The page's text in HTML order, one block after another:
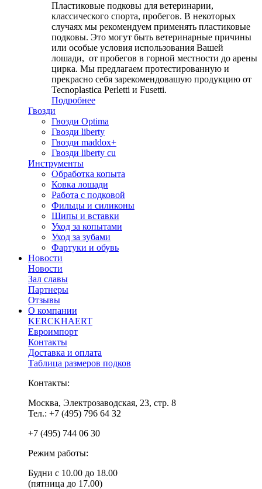
Пластиковые подковы для ветеринарии,
классического спорта, пробегов. В некоторых
случаях мы рекомендуем применять пластиковые
подковы. Это могут быть ветеринарные причины
или особые условия использования Вашей
лошади, от пробегов в горной местности до арены
цирка. Мы предлагаем протестированную и
прекрасно себя зарекомендовашую продукцию от
Tecnoplastica Perletti и Fusetti.
Подробнее
Гвозди
Гвозди Optima
Гвозди liberty
Гвозди maddox+
Гвозди liberty cu
Инструменты
Обработка копыта
Ковка лошади
Работа с подковой
Фильцы и силиконы
Шипы и вставки
Уход за копытами
Уход за зубами
Фартуки и обувь
Новости
Новости
Зал славы
Партнеры
Отзывы
О компании
KERCKHAERT
Евроимпорт
Контакты
Доставка и оплата
Таблица размеров подков
Контакты:
Москва, Электрозаводская, 23, стр. 8
Тел.: +7 (495) 796 64 32
+7 (495) 744 06 30
Режим работы:
Будни с 10.00 до 18.00
(пятница до 17.00)